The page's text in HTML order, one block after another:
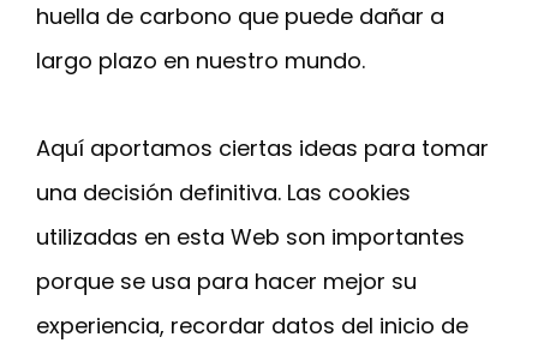
huella de carbono que puede dañar a
largo plazo en nuestro mundo.
Aquí aportamos ciertas ideas para tomar
una decisión definitiva. Las cookies
utilizadas en esta Web son importantes
porque se usa para hacer mejor su
experiencia, recordar datos del inicio de